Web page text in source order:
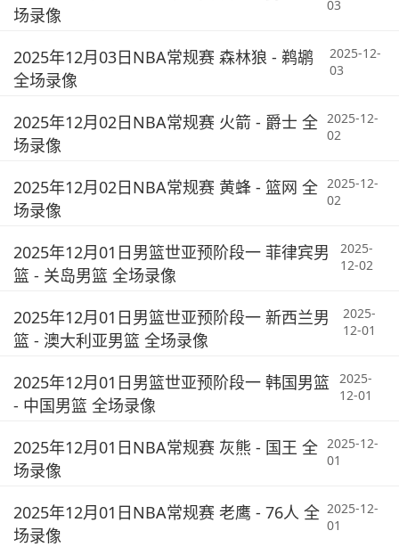
场录像
03
2025年12月03日NBA常规赛 森林狼 - 鹈鹕
全场录像
2025-12-
03
2025年12月02日NBA常规赛 火箭 - 爵士 全
场录像
2025-12-
02
2025年12月02日NBA常规赛 黄蜂 - 篮网 全
场录像
2025-12-
02
2025年12月01日男篮世亚预阶段一 菲律宾男
篮 - 关岛男篮 全场录像
2025-
12-02
2025年12月01日男篮世亚预阶段一 新西兰男
篮 - 澳大利亚男篮 全场录像
2025-
12-01
2025年12月01日男篮世亚预阶段一 韩国男篮
- 中国男篮 全场录像
2025-
12-01
2025年12月01日NBA常规赛 灰熊 - 国王 全
场录像
2025-12-
01
2025年12月01日NBA常规赛 老鹰 - 76人 全
场录像
2025-12-
01